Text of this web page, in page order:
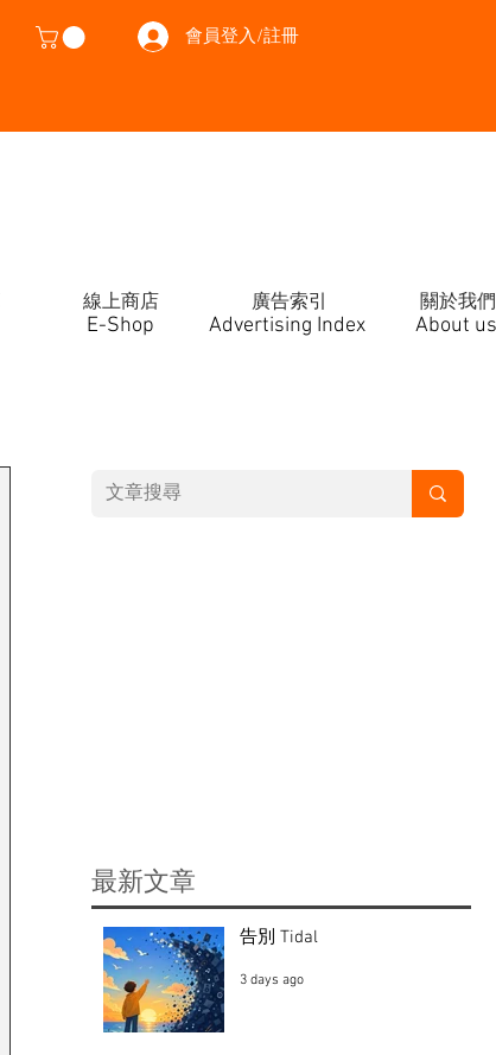
會員登入/註冊
線上商店 廣告索引 關於我們
E-Shop About us
Advertising Index
​最新文章
告別 Tidal
3 days ago